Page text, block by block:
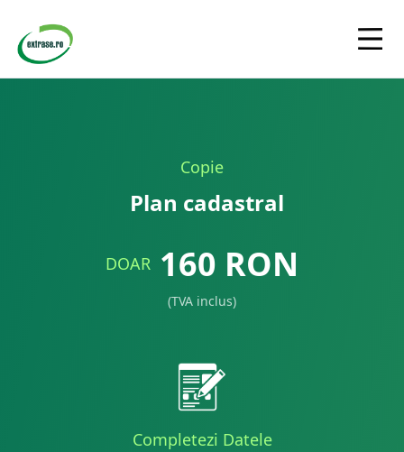
Copie
Plan cadastral
DOAR 160 RON
(TVA inclus)
Completezi Datele